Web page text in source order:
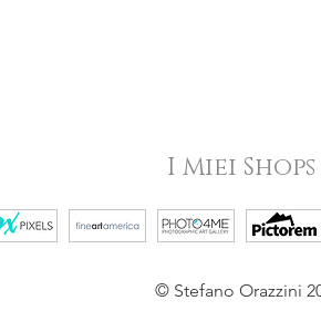
I Miei Shops
© Stefano Orazzini